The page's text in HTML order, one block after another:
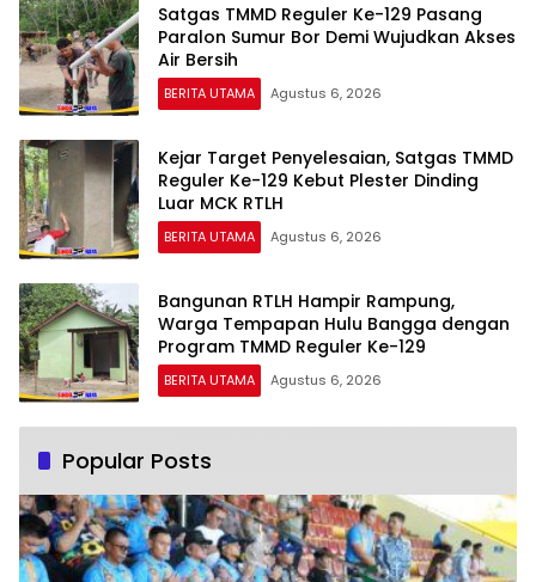
Satgas TMMD Reguler Ke-129 Pasang
Paralon Sumur Bor Demi Wujudkan Akses
Air Bersih
BERITA UTAMA Agustus 6, 2026
Kejar Target Penyelesaian, Satgas TMMD
Reguler Ke-129 Kebut Plester Dinding
Luar MCK RTLH
BERITA UTAMA Agustus 6, 2026
Bangunan RTLH Hampir Rampung,
Warga Tempapan Hulu Bangga dengan
Program TMMD Reguler Ke-129
BERITA UTAMA Agustus 6, 2026
Popular Posts